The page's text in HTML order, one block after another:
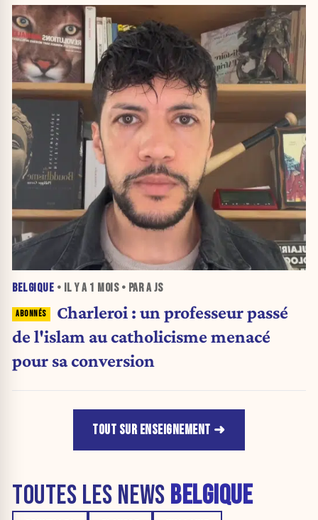
BELGIQUE • IL Y A 1 MOIS• PAR A JS
Charleroi : un professeur passé
de l'islam au catholicisme menacé
pour sa conversion
TOUT SUR ENSEIGNEMENT
TOUTES LES NEWS BELGIQUE